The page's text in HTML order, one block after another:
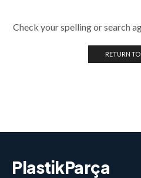
Check your spelling or search
RETURN
PlastikParça